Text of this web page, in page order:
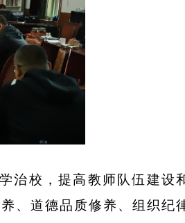
治校，提高教师队伍建设
、道德品质修养、组织纪